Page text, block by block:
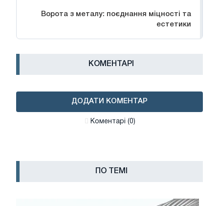
Ворота з металу: поєднання міцності та
естетики
КОМЕНТАРІ
ДОДАТИ КОМЕНТАР
Коментарі (0)
ПО ТЕМІ